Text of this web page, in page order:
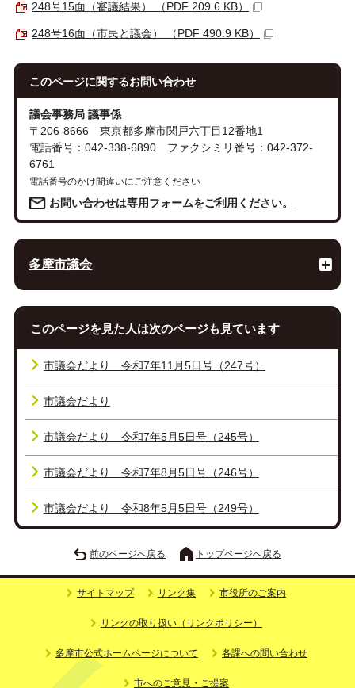
248号15面（審議結果） （PDF 209.6 KB）
248号16面（市民と議会） （PDF 490.9 KB）
このページに関するお問い合わせ
議会事務局 議事係
〒206-8666 東京都多摩市関戸六丁目12番地1
電話番号：042-338-6890 ファクシミリ番号：042-372-
6761
電話番号のかけ間違いにご注意ください
お問い合わせは専用フォームをご利用ください。
多摩市議会
このページを見た人は次のページも見ています
市議会だより 令和7年11月5日号（247号）
市議会だより
市議会だより 令和7年5月5日号（245号）
市議会だより 令和7年8月5日号（246号）
市議会だより 令和8年5月5日号（249号）
前のページへ戻る トップページへ戻る
サイトマップ リンク集 市役所のご案内
リンクの取り扱い（リンクポリシー）
多摩市公式ホームページについて 各課への問い合わせ
市へのご意見・ご提案